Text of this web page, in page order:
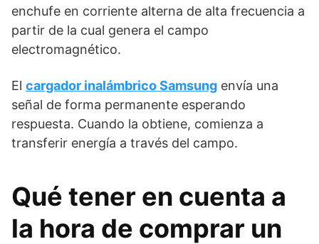
enchufe en corriente alterna de alta frecuencia a
partir de la cual genera el campo
electromagnético.
El cargador inalámbrico Samsung envía una
señal de forma permanente esperando
respuesta. Cuando la obtiene, comienza a
transferir energía a través del campo.
Qué tener en cuenta a
la hora de comprar un